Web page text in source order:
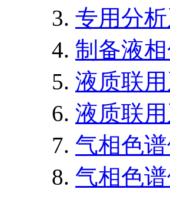
专用分
制备液
液质联
液质联
气相色
气相色